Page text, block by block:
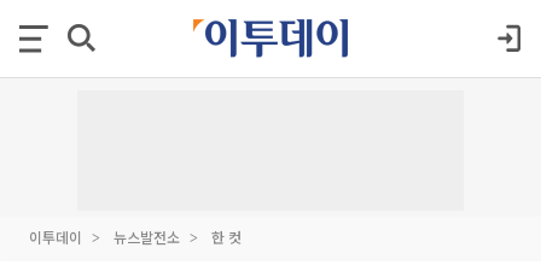
이투데이 뉴스발전소 한 컷